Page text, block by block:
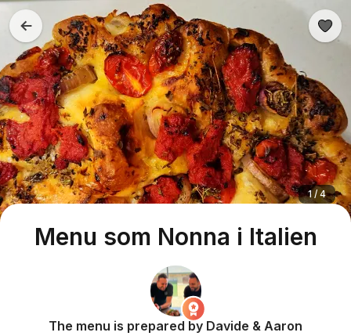
Menu som Nonna i Italien
1 / 4
The menu is prepared by Davide & Aaron